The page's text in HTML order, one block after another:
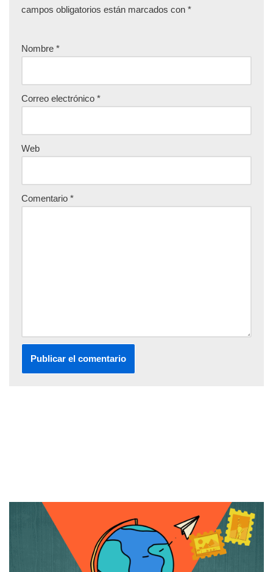
campos obligatorios están marcados con *
Nombre *
Correo electrónico *
Web
Comentario *